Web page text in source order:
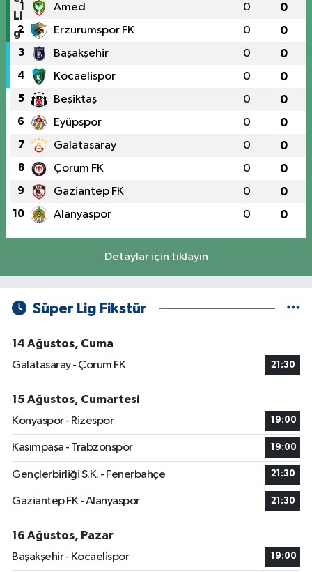
1 Amed 0 0
2 Erzurumspor FK 0 0
3 Başakşehir 0 0
4 Kocaelispor 0 0
5 Beşiktaş 0 0
6 Eyüpspor 0 0
7 Galatasaray 0 0
8 Çorum FK 0 0
9 Gaziantep FK 0 0
10 Alanyaspor 0 0
Detaylar için tıklayın
Süper Lig Fikstür
14 Ağustos, Cuma
Galatasaray - Çorum FK
21:30
15 Ağustos, Cumartesi
Konyaspor - Rizespor
19:00
Kasımpaşa - Trabzonspor 19:00
Gençlerbirliği S.K. - Fenerbahçe 21:30
Gaziantep FK - Alanyaspor 21:30
16 Ağustos, Pazar
Başakşehir - Kocaelispor
19:00